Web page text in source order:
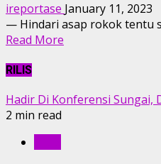
ireportase January 11, 2023
— Hindari asap rokok tentu
Read More
RILIS
Hadir Di Konferensi Sungai,
2 min read